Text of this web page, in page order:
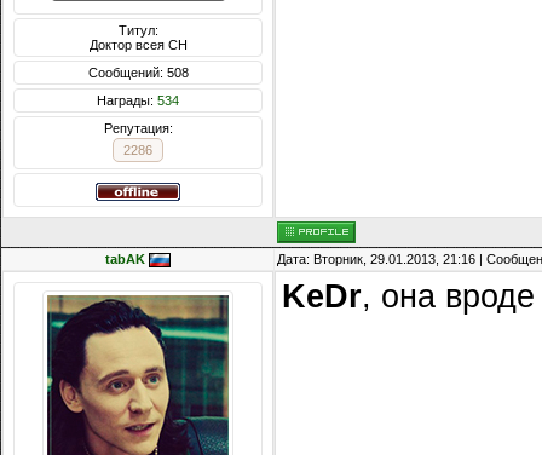
Титул:
Доктор всея CH
Сообщений: 508
Награды: 534
Репутация:
2286
tabAK Дата: Вторник, 29.01.2013, 21:16 |
KeDr, она